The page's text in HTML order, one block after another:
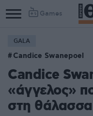
Games
GALA
Candice Swanepoel
Candice
«άγγελος»
στη θάλασσα